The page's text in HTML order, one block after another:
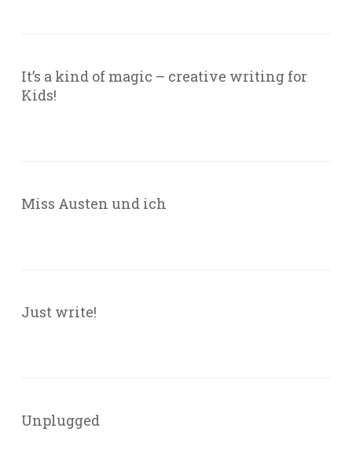
It’s a kind of magic – creative writing for
Kids!
Miss Austen und ich
Just write!
Unplugged